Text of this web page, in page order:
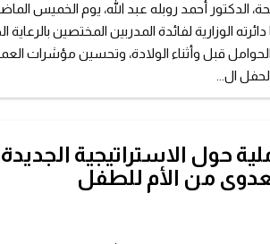
الدكتور أحمد روبله عبد الله، يوم الخميس
الوزارية لفائدة المدربين المختصين بالرعاية
قبل وأثناء الولادة، وتحسين مؤشرات
ال...
حول الاستراتيجية
من الأم للطفل